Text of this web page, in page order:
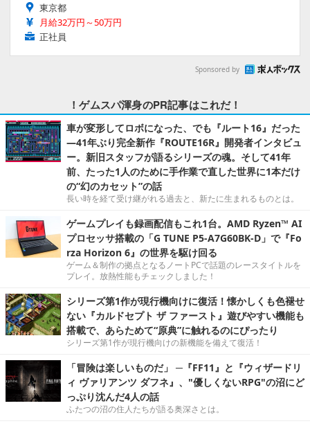
東京都
月給32万円～50万円
正社員
Sponsored by
！ゲムスパ渾身のPR記事はこれだ！
車が変形してロボになった、でも『ルート16』だった
―41年ぶり完全新作『ROUTE16R』開発者インタビュ
ー。新旧スタッフが語るシリーズの魂。そして41年
前、たった1人のために手作業で直した世界に1本だけ
の“幻のカセット”の話
長い時を経て受け継がれる過去と、新たに生まれるものとは。
ゲームプレイも録画配信もこれ1台。AMD Ryzen™ AI
プロセッサ搭載の「G TUNE P5-A7G60BK-D」で『Fo
rza Horizon 6』の世界を駆け回る
ゲーム＆制作の拠点となるノートPCで話題のレースタイトルを
プレイ。放熱性能もチェックしました！
シリーズ第1作が現行機向けに復活！懐かしくも色褪せ
ない『カルドセプト ザ ファースト』遊びやすい機能も
搭載で、あらためて“原典”に触れるのにぴったり
シリーズ第1作が現行機向けの新機能を備えて復活！
「冒険は楽しいものだ」 ─『FF11』と『ウィザードリ
ィ ヴァリアンツ ダフネ』、"優しくないRPG"の沼にど
っぷり沈んだ4人の話
ふたつの沼の住人たちが語る奥深さとは。